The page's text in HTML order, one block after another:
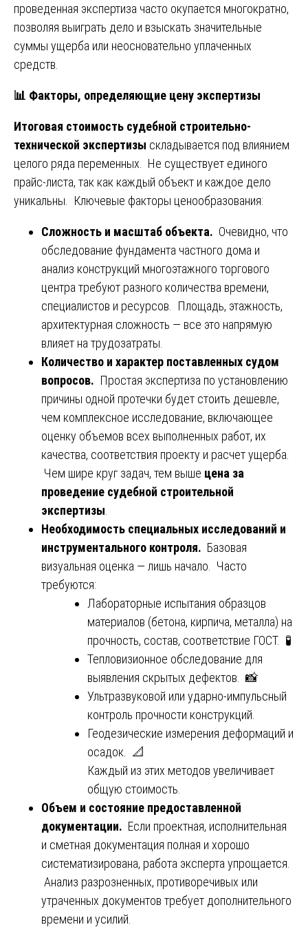
проведенная экспертиза часто окупается многократно,
позволяя выиграть дело и взыскать значительные
суммы ущерба или неосновательно уплаченных
средств.
📊 Факторы, определяющие цену экспертизы
Итоговая стоимость судебной строительно-
технической экспертизы складывается под влиянием
целого ряда переменных. Не существует единого
прайс-листа, так как каждый объект и каждое дело
уникальны. Ключевые факторы ценообразования:
Сложность и масштаб объекта. Очевидно, что
обследование фундамента частного дома и
анализ конструкций многоэтажного торгового
центра требуют разного количества времени,
специалистов и ресурсов. Площадь, этажность,
архитектурная сложность — все это напрямую
влияет на трудозатраты.
Количество и характер поставленных судом
вопросов. Простая экспертиза по установлению
причины одной протечки будет стоить дешевле,
чем комплексное исследование, включающее
оценку объемов всех выполненных работ, их
качества, соответствия проекту и расчет ущерба.
Чем шире круг задач, тем выше цена за
проведение судебной строительной
экспертизы
Необходимость специальных исследований и
инструментального контроля. Базовая
визуальная оценка — лишь начало. Часто
требуются:
Лабораторные испытания образцов
материалов (бетона, кирпича, металла) на
прочность, состав, соответствие ГОСТ. 🧪
Тепловизионное обследование для
выявления скрытых дефектов. 📸
Ультразвуковой или ударно-импульсный
контроль прочности конструкций.
Геодезические измерения деформаций и
осадок. 📐
Каждый из этих методов увеличивает
общую стоимость.
Объем и состояние предоставленной
документации. Если проектная, исполнительная
и сметная документация полная и хорошо
систематизирована, работа эксперта упрощается.
Анализ разрозненных, противоречивых или
утраченных документов требует дополнительного
времени и усилий.